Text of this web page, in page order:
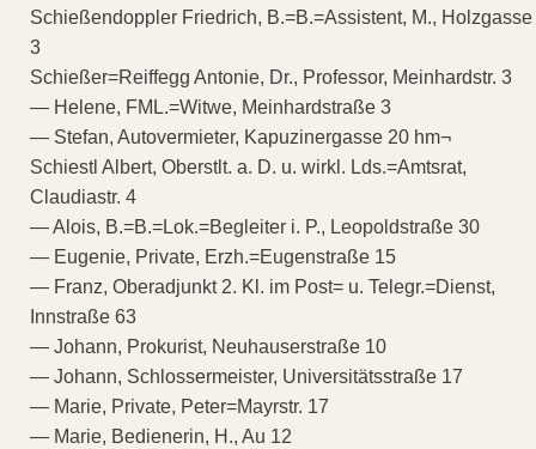
Schießendoppler Friedrich, B.=B.=Assistent, M., Holzgasse
3
Schießer=Reiffegg Antonie, Dr., Professor, Meinhardstr. 3
— Helene, FML.=Witwe, Meinhardstraße 3
— Stefan, Autovermieter, Kapuzinergasse 20 hm¬
Schiestl Albert, Oberstlt. a. D. u. wirkl. Lds.=Amtsrat,
Claudiastr. 4
— Alois, B.=B.=Lok.=Begleiter i. P., Leopoldstraße 30
— Eugenie, Private, Erzh.=Eugenstraße 15
— Franz, Oberadjunkt 2. Kl. im Post= u. Telegr.=Dienst,
Innstraße 63
— Johann, Prokurist, Neuhauserstraße 10
— Johann, Schlossermeister, Universitätsstraße 17
— Marie, Private, Peter=Mayrstr. 17
— Marie, Bedienerin, H., Au 12